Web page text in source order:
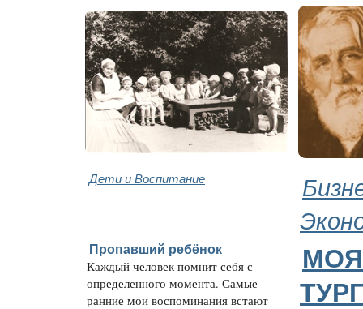
Дети и Воспитание
Пропавший ребёнок
Каждый человек помнит себя с
определенного момента. Самые
ранние мои воспоминания встают